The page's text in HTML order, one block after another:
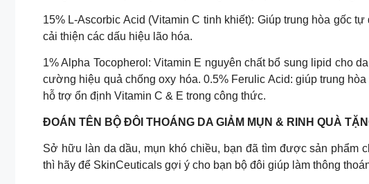
15% L-Ascorbic Acid (Vitamin C tinh khiết): Giúp trung hòa gốc
cải thiện các dấu hiệu lão hóa.
1% Alpha Tocopherol: Vitamin E nguyên chất bổ sung lipid cho
cường hiệu quả chống oxy hóa. 0.5% Ferulic Acid: giúp trung
hỗ trợ ổn định Vitamin C & E trong công thức.
ĐOÁN TÊN BỘ ĐÔI THOÁNG DA GIẢM MỤN & RINH QUÀ
Sở hữu làn da dầu, mụn khó chiều, bạn đã tìm được sản phẩm
thì hãy để SkinCeuticals gợi ý cho bạn bộ đôi giúp làm thông